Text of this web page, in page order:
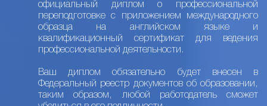
официальный диплом о профессиональной
переподготовке с приложением международного
образца на английском языке и
квалификационный сертификат для ведения
профессиональной деятельности.
Ваш диплом обязательно будет внесен в
Федеральный реестр документов об образовании,
таким образом, любой работодатель сможет